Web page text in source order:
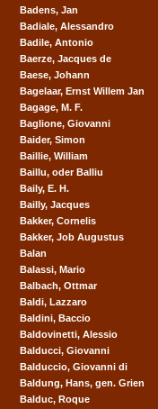
Badens, Jan
Badiale, Alessandro
Badile, Antonio
Baerze, Jacques de
Baese, Johann
Bagelaar, Ernst Willem Jan
Bagage, M. F.
Baglione, Giovanni
Baider, Simon
Baillie, William
Baillu, oder Balliu
Baily, E. H.
Bailly, Jacques
Bakker, Cornelis
Bakker, Job Augustus
Balan
Balassi, Mario
Balbach, Ottmar
Baldi, Lazzaro
Baldini, Baccio
Baldovinetti, Alessio
Balducci, Giovanni
Balduccio, Giovanni di
Baldung, Hans, gen. Grien
Balduc, Roque